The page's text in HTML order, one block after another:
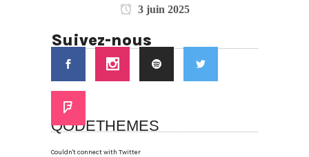
3 juin 2025
Suivez-nous
QODETHEMES
Couldn't connect with Twitter